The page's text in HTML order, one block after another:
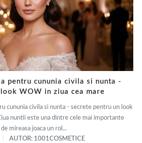
pentru cununia civila si nunta -
WOW in ziua cea mare
cununia civila si nunta - secrete pentru un look
nuntii este una dintre cele mai importante
mireasa joaca un rol...
AUTOR: 1001COSMETICE